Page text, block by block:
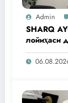
Admin
SHARQ
лойиҳаси